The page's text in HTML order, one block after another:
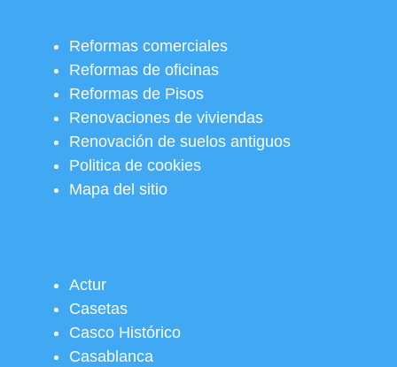
Reformas comerciales
Reformas de oficinas
Reformas de Pisos
Renovaciones de viviendas
Renovación de suelos antiguos
Politica de cookies
Mapa del sitio
Actur
Casetas
Casco Histórico
Casablanca